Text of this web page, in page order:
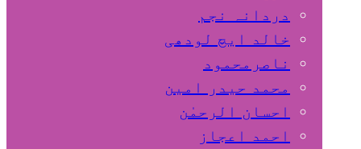
دردانہ نجم
خالد ایچ لودھی
ناصرمحمود
محمد حیدر امین
احسان الرحمٰن
احمد اعجاز